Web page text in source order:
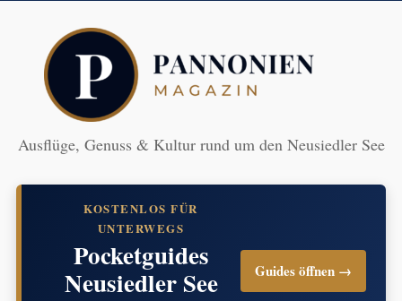
Ausflüge, Genuss & Kultur rund um den Neusiedler See
KOSTENLOS FÜR
UNTERWEGS
Pocketguides
Neusiedler See Guides öffnen →